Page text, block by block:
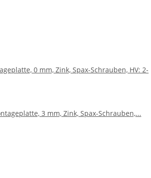
0 mm, Zink, Spax-Schrauben, HV: 2-